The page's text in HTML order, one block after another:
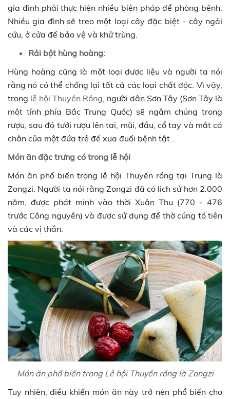
gia đình phải thực hiện nhiều biện pháp để phòng bệnh.
Nhiều gia đình sẽ treo một loại cây đặc biệt - cây ngải
cứu, ở cửa để bảo vệ và khử trùng.
Rải bột hùng hoàng:
Hùng hoàng cũng là một loại dược liệu và người ta nói
rằng nó có thể chống lại tất cả các loại chất độc. Vì vậy,
trong lễ hội Thuyền Rồng , người dân Sơn Tây (Sơn Tây là
một tỉnh phía Bắc Trung Quốc) sẽ ngâm chúng trong
rượu, sau đó tưới rượu lên tai, mũi, đầu, cổ tay và mắt cá
chân của một đứa trẻ để xua đuổi bệnh tật .
Món ăn đặc trưng có trong lễ hội
Món ăn phổ biến trong lễ hội Thuyền rồng tại Trung là
Zongzi. Người ta nói rằng Zongzi đã có lịch sử hơn 2.000
năm, được phát minh vào thời Xuân Thu (770 - 476
trước Công nguyên) và được sử dụng để thờ cúng tổ tiên
và các vị thần.
Món ăn phổ biến trong Lễ hội Thuyền rồng là Zongzi
Tuy nhiên, điều khiến món ăn này trở nên phổ biến cho